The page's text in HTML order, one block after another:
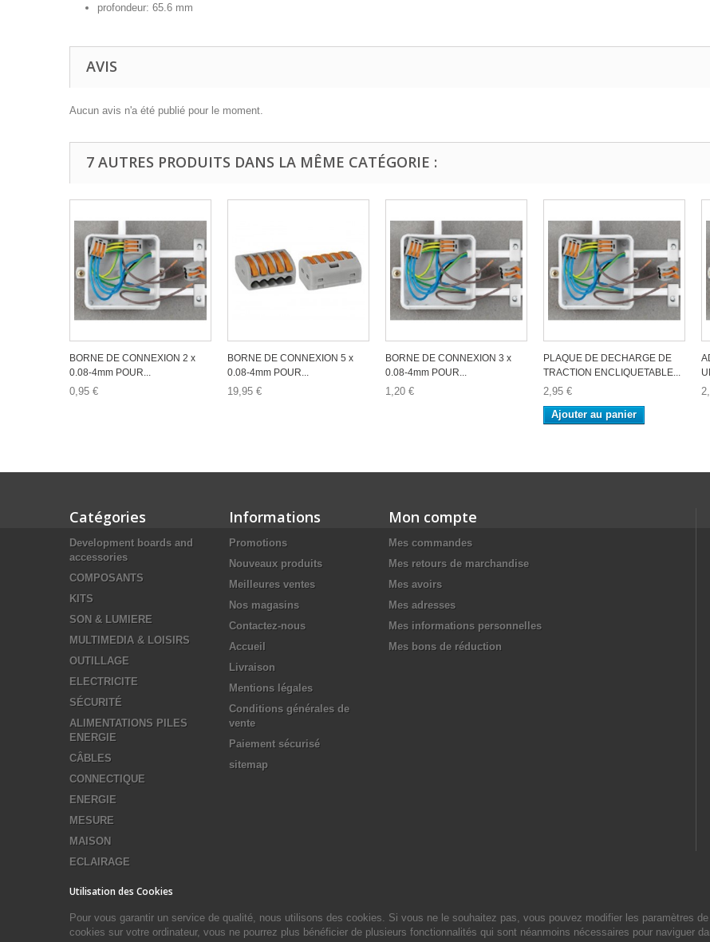
profondeur: 65.6 mm
AVIS
Aucun avis n'a été publié pour le moment.
7 AUTRES PRODUITS DANS LA MÊME CATÉGORIE :
BORNE DE CONNEXION 2 x
0.08-4mm POUR...
0,95 €
BORNE DE CONNEXION 5 x
0.08-4mm POUR...
19,95 €
BORNE DE CONNEXION 3 x
0.08-4mm POUR...
1,20 €
PLAQUE DE DECHARGE DE
TRACTION ENCLIQUETABLE...
2,95 €
Ajouter au panier
Catégories
Development boards and
accessories
COMPOSANTS
KITS
SON & LUMIERE
MULTIMEDIA & LOISIRS
OUTILLAGE
ELECTRICITE
SÉCURITÉ
ALIMENTATIONS PILES
ENERGIE
CÂBLES
CONNECTIQUE
ENERGIE
MESURE
MAISON
ECLAIRAGE
Informations
Promotions
Nouveaux produits
Meilleures ventes
Nos magasins
Contactez-nous
Accueil
Livraison
Mentions légales
Conditions générales de
vente
Paiement sécurisé
sitemap
Mon compte
Mes commandes
Mes retours de marchandise
Mes avoirs
Mes adresses
Mes informations personnelles
Mes bons de réduction
Utilisation des Cookies
Pour vous garantir un service de qualité, nous utilisons des cookies. Si vous ne le souhaitez pas, vous pouvez modifier les paramètres
cookies sur votre ordinateur, vous ne pourrez plus bénéficier de plusieurs fonctionnalités qui sont néanmoins nécessaires pour naviguer